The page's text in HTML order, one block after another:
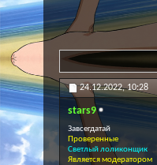
24.12.2022,10:28
stars9
Завсегдатай
Проверенные
Светлый лоликонщик
Является модератором